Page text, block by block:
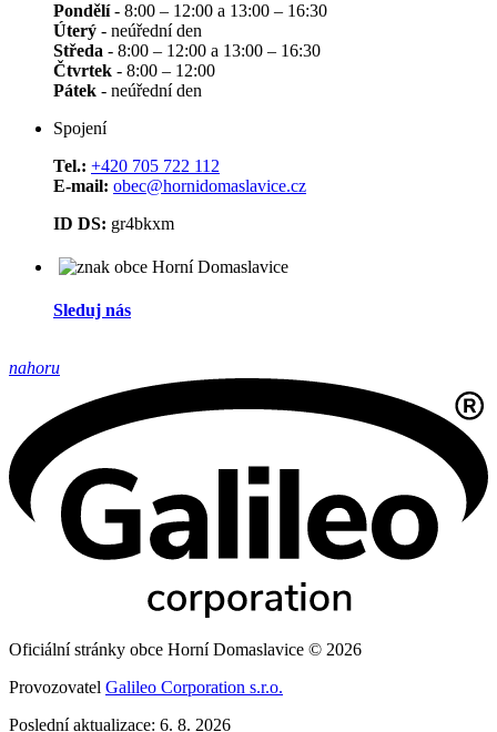
Pondělí- 8:00 – 12:00 a 13:00 – 16:30
Úterý - neúřední den
Středa - 8:00 – 12:00 a 13:00 – 16:30
Čtvrtek - 8:00 – 12:00
Pátek - neúřední den
Spojení
Tel.: +420 705 722 112
E-mail: obec@hornidomaslavice.cz
ID DS: gr4bkxm
Sleduj nás
nahoru
Oficiální stránky obce Horní Domaslavice © 2026
Provozovatel Galileo Corporation s.r.o.
Poslední aktualizace: 6. 8. 2026